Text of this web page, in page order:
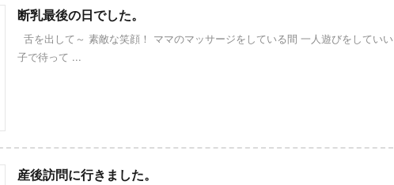
断乳最後の日でした。
舌を出して～ 素敵な笑顔！ ママのマッサージをしている間 一人遊びをしていい
子で待って ...
産後訪問に行きました。